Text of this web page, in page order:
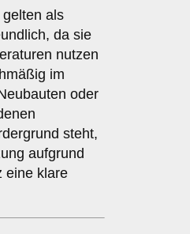
als
da sie
nutzen
im
oder
steht,
aufgrund
eine klare